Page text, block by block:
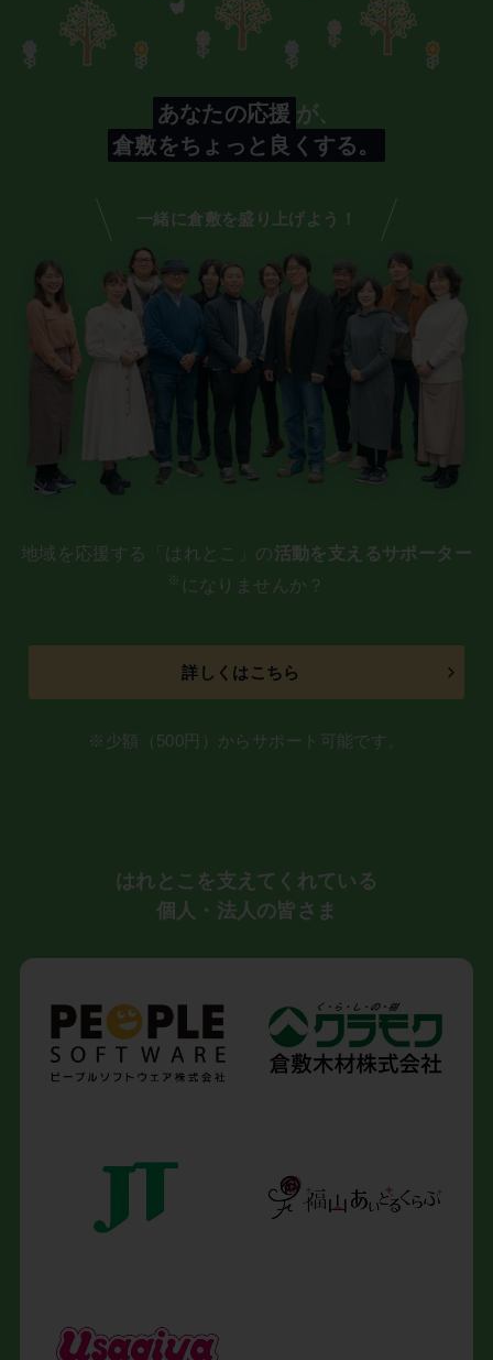
あなたの応援 が、
倉敷をちょっと良くする。
一緒に倉敷を盛り上げよう！
地域を応援する「はれとこ」の活動を支えるサポーター
※ になりませんか？
詳しくはこちら
※少額（500円）からサポート可能です。
はれとこを支えてくれている
個人・法人の皆さま